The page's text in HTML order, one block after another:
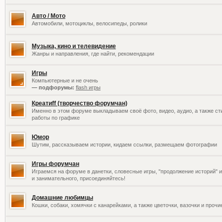
Авто / Мото
Автомобили, мотоциклы, велосипеды, ролики
Музыка, кино и телевидение
Жанры и направления, где найти, рекомендации
Игры
Компьютерные и не очень
— подфорумы: flash игры
Креатиff (творчество форумчан)
Именно в этом форуме выкладываем своё фото, видео, аудио, а также
работы по графике
Юмор
Шутим, рассказываем истории, кидаем ссылки, размещаем фотографии
Игры форумчан
Играемся на форуме в данетки, словесные игры, "продолжение историй"
и занимательного, присоединяйтесь!
Домашние любимцы
Кошки, собаки, хомячки с канарейками, а также цветочки, вазочки и